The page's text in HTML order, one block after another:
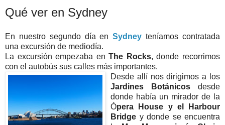
Qué ver en Sydney
En nuestro segundo día enSydney teníamos contratada
una excursión de mediodía.
La excursión empezaba enThe Rocks, donde recorrimos
con el autobús sus calles más importantes.
Desde allí nos dirigimos a los
Jardines Botánicos desde
donde había un mirador de la
Ópera House y el Harbour
Bridge y donde se encuentra